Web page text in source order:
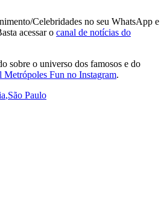
Celebridades no seu WhatsApp e
acessar o canal de notícias do
sobre o universo dos famosos e do
Metrópoles Fun no Instagram.
,São Paulo